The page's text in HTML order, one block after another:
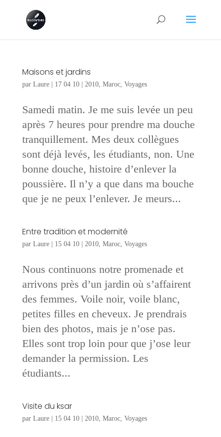
Maisons et jardins
par Laure| 17 04 10| 2010, Maroc, Voyages
Samedi matin. Je me suis levée un peu
après 7 heures pour prendre ma douche
tranquillement. Mes deux collègues
sont déjà levés, les étudiants, non. Une
bonne douche, histoire d’enlever la
poussière. Il n’y a que dans ma bouche
que je ne peux l’enlever. Je meurs...
Entre tradition et modernité
par Laure| 15 04 10| 2010, Maroc, Voyages
Nous continuons notre promenade et
arrivons près d’un jardin où s’affairent
des femmes. Voile noir, voile blanc,
petites filles en cheveux. Je prendrais
bien des photos, mais je n’ose pas.
Elles sont trop loin pour que j’ose leur
demander la permission. Les
étudiants...
Visite du ksar
par Laure| 15 04 10| 2010, Maroc, Voyages